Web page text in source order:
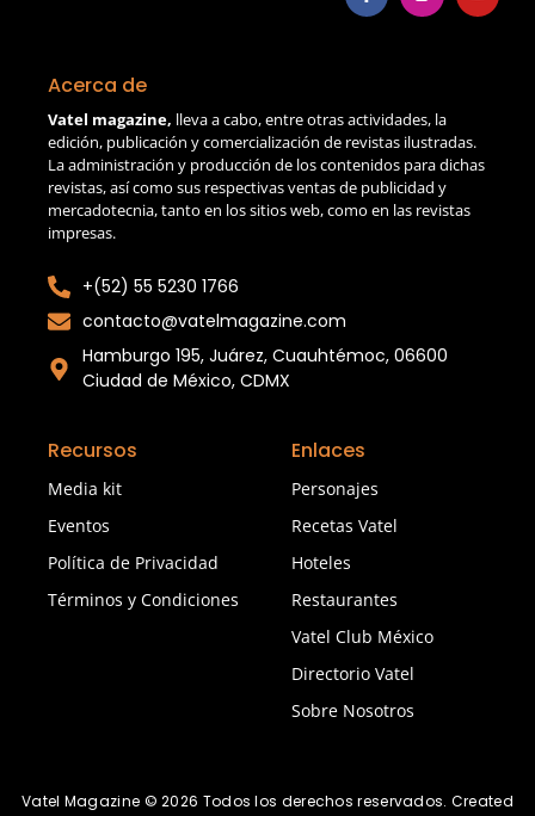
Acerca de
Vatel magazine, lleva a cabo, entre otras actividades, la
edición, publicación y comercialización de revistas ilustradas.
La administración y producción de los contenidos para dichas
revistas, así como sus respectivas ventas de publicidad y
mercadotecnia, tanto en los sitios web, como en las revistas
impresas.
+(52) 55 5230 1766
contacto@vatelmagazine.com
Hamburgo 195, Juárez, Cuauhtémoc, 06600
Ciudad de México, CDMX
Recursos
Media kit
Eventos
Política de Privacidad
Términos y Condiciones
Enlaces
Personajes
Recetas Vatel
Hoteles
Restaurantes
Vatel Club México
Directorio Vatel
Sobre Nosotros
Vatel Magazine © 2026 Todos los derechos reservados. Created